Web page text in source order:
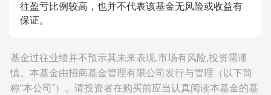
往盈亏比例较高，也并不代表该基金无风险或收益有
保证。
基金过往业绩并不预示其未来表现,市场有风险,投资需谨
慎。本基金由招商基金管理有限公司发行与管理（以下简
称“本公司”）。请投资者在购买前应当认真阅读本基金的基